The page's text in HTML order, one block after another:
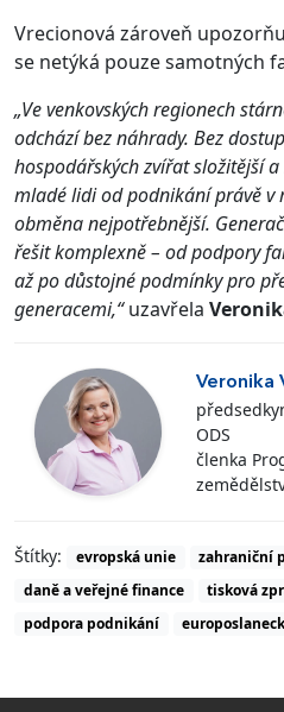
Vrecionová zároveň
se netýká pouze samotných
„Ve venkovských regionech
odchází bez náhrady. Bez
hospodářských zvířat složitější
mladé lidi od podnikání právě v
obměna nejpotřebnější.
řešit komplexně – od podpory
až po důstojné podmínky pro
generacemi,“uzavřela
Veronika
ODS
členka
Štítky: evropská unie zahraniční
daně a veřejné finance
tisková
podpora podnikání